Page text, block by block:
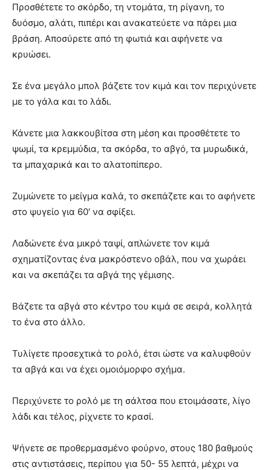
Προσθέτετε το σκόρδο, τη ντομάτα, τη ρίγανη, το
δυόσμο, αλάτι, πιπέρι και ανακατεύετε να πάρει μια
βράση. Αποσύρετε από τη φωτιά και αφήνετε να
κρυώσει.
Σε ένα μεγάλο μπολ βάζετε τον κιμά και τον περιχύνετε
με το γάλα και το λάδι.
Κάνετε μια λακκουβίτσα στη μέση και προσθέτετε το
ψωμί, τα κρεμμύδια, τα σκόρδα, το αβγό, τα μυρωδικά,
τα μπαχαρικά και το αλατοπίπερο.
Ζυμώνετε το μείγμα καλά, το σκεπάζετε και το αφήνετε
στο ψυγείο για 60′ να σφίξει.
Λαδώνετε ένα μικρό ταψί, απλώνετε τον κιμά
σχηματίζοντας ένα μακρόστενο οβάλ, που να χωράει
και να σκεπάζει τα αβγά της γέμισης.
Βάζετε τα αβγά στο κέντρο του κιμά σε σειρά, κολλητά
το ένα στο άλλο.
Τυλίγετε προσεχτικά το ρολό, έτσι ώστε να καλυφθούν
τα αβγά και να έχει ομοιόμορφο σχήμα.
Περιχύνετε το ρολό με τη σάλτσα που ετοιμάσατε, λίγο
λάδι και τέλος, ρίχνετε το κρασί.
Ψήνετε σε προθερμασμένο φούρνο, στους 180 βαθμούς
στις αντιστάσεις, περίπου για 50- 55 λεπτά, μέχρι να